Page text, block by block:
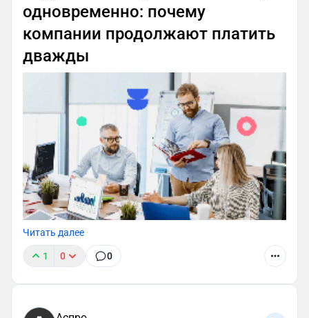
одновременно: почему
компании продолжают платить
дважды
Читать далее
1 0 0